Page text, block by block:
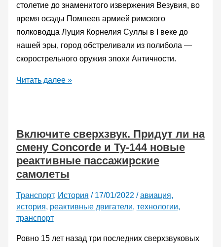
столетие до знаменитого извержения Везувия, во
время осады Помпеев армией римского
полководца Луция Корнелия Суллы в I веке до
нашей эры, город обстреливали из полибола —
скорострельного оружия эпохи Античности.
На
следы
от
обстрела
из
стреломета
Читать далее »
Включите сверхзвук. Придут ли на
смену Concorde и Ту-144 новые
реактивные пассажирские
самолеты
Транспорт, История / 17/01/2022 /авиация,
история, реактивные двигатели, технологии,
транспорт
Ровно 15 лет назад три последних сверхзвуковых